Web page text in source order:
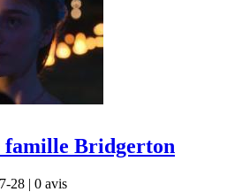
famille Bridgerton
28 | 0 avis